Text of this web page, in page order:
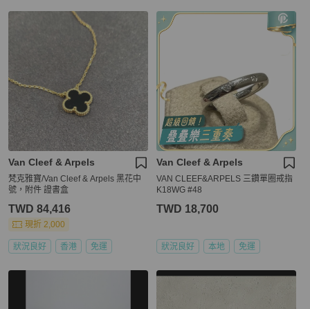
Van Cleef & Arpels
梵克雅寶/Van Cleef & Arpels 黑花中
號，附件 證書盒
TWD 84,416
現折 2,000
狀況良好 香港 免運
Van Cleef & Arpels
VAN CLEEF&ARPELS 三鑽單圈戒指
K18WG #48
TWD 18,700
狀況良好 本地 免運